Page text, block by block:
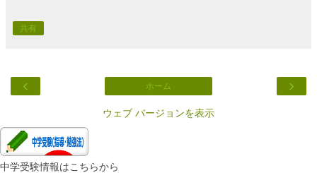
共有
‹ ›
ホーム
ウェブ バージョンを表示
中学受験情報はこちらから